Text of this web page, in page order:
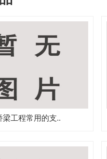
梁工程常用的支..